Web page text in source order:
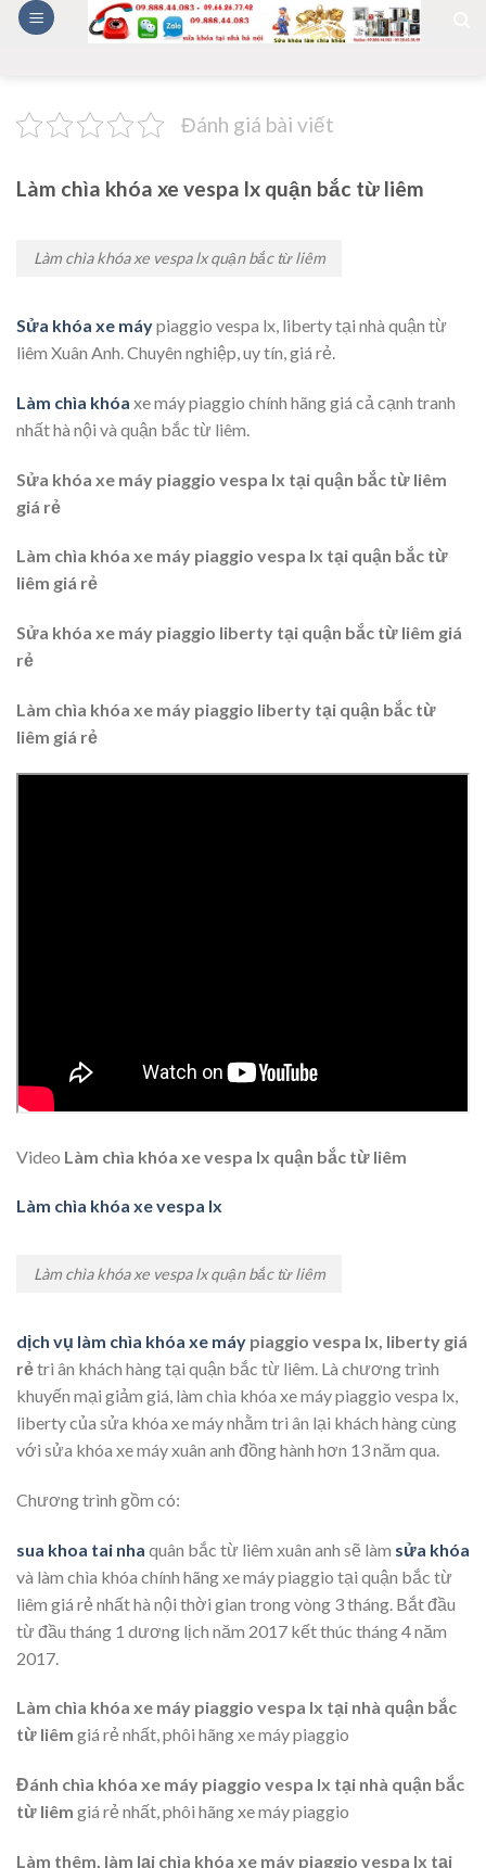
Skip
Đánh giá bài viết
Làm chìa khóa xe vespa lx quận bắc từ liêm
Làm chìa khóa xe vespa lx quận bắc từ liêm
Sửa khóa xe máypiaggio vespa lx, liberty tại nhà quận từ
liêm Xuân Anh. Chuyên nghiệp, uy tín, giá rẻ.
Làm chìa khóa xe máy piaggio chính hãng giá cả cạnh tranh
nhất hà nội và quận bắc từ liêm.
Sửa khóa xe máy piaggio vespa lx tại quận bắc từ liêm
giá rẻ
Làm chìa khóa xe máy piaggio vespa lx tại quận bắc từ
liêm giá rẻ
Sửa khóa xe máy piaggio liberty tại quận bắc từ liêm giá
rẻ
Làm chìa khóa xe máy piaggio liberty tại quận bắc từ
liêm giá rẻ
Video Làm chìa khóa xe vespa lx quận bắc từ liêm
Làm chìa khóa xe vespa lx
Làm chìa khóa xe vespa lx quận bắc từ liêm
dịch vụ làm chìa khóa xe máy piaggio vespa lx, liberty giá
rẻtri ân khách hàng tại quận bắc từ liêm. Là chương trình
khuyến mại giảm giá, làm chìa khóa xe máy piaggio vespa lx,
liberty của sửa khóa xe máy nhằm tri ân lại khách hàng cùng
với sửa khóa xe máy xuân anh đồng hành hơn 13 năm qua.
Chương trình gồm có:
sua khoa tai nha quân bắc từ liêm xuân anh sẽ làm sửa khóa
và làm chìa khóa chính hãng xe máy piaggio tại quận bắc từ
liêm giá rẻ nhất hà nội thời gian trong vòng 3 tháng. Bắt đầu
từ đầu tháng 1 dương lịch năm 2017 kết thúc tháng 4 năm
2017.
Làm chìa khóa xe máy piaggio vespa lx tại nhà quận bắc
từ liêm giá rẻ nhất, phôi hãng xe máy piaggio
Đánh chìa khóa xe máy piaggio vespa lx tại nhà quận bắc
từ liêm giá rẻ nhất, phôi hãng xe máy piaggio
Làm thêm, làm lại chìa khóa xe máy piaggio vespa lx tại